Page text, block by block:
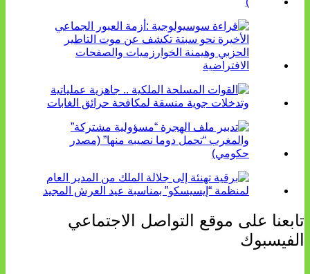
تابعنا على موقع التواصل الاجتماعي
الفيسبوك